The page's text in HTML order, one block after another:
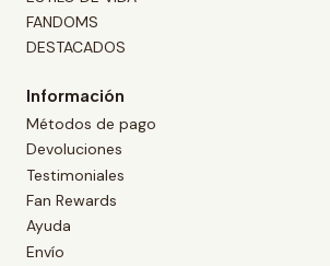
FANDOMS
DESTACADOS
Información
Métodos de pago
Devoluciones
Testimoniales
Fan Rewards
Ayuda
Envío